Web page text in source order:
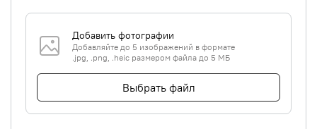
Добавить фотографии
Добавляйте до 5 изображений в формате
.jpg, .png, .heic размером файла до 5 МБ
Выбрать файл